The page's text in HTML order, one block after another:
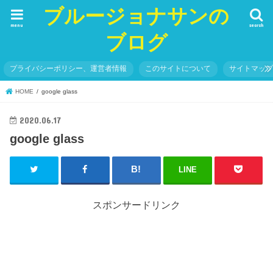
ブルージョナサンの
ブログ
search
menu
プライバシーポリシー、運営者情報 このサイトについて サイトマップ
HOME google glass
2020.06.17
google glass
LINE
スポンサードリンク